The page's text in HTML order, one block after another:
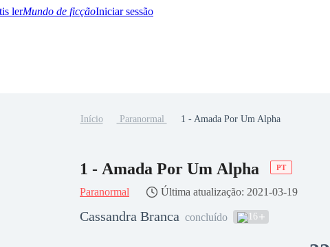
Mundo de ficçãoIniciar sessão
Início Paranormal 1 - Amada Por Um Alpha
1 - Amada Por Um Alpha PT
Paranormal Última atualização: 2021-03-19
Cassandra Branca concluído 16